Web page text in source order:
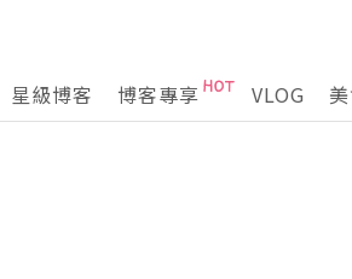
星級博客 博客專享 VLOG